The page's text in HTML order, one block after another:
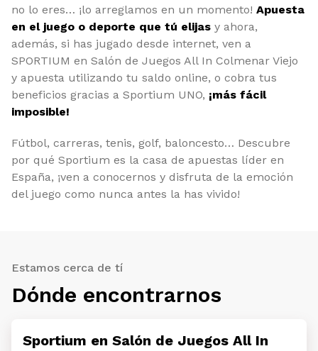
no lo eres… ¡lo arreglamos en un momento! Apuesta
en el juego o deporte que tú elijas y ahora,
además, si has jugado desde internet, ven a
SPORTIUM en Salón de Juegos All In Colmenar Viejo
y apuesta utilizando tu saldo online, o cobra tus
beneficios gracias a Sportium UNO, ¡más fácil
imposible!
Fútbol, carreras, tenis, golf, baloncesto… Descubre
por qué Sportium es la casa de apuestas líder en
España, ¡ven a conocernos y disfruta de la emoción
del juego como nunca antes la has vivido!
Estamos cerca de tí
Dónde encontrarnos
Sportium en Salón de Juegos All In